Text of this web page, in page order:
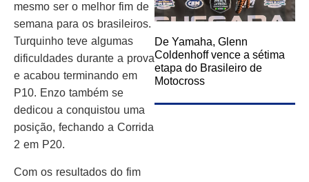
mesmo ser o melhor fim de
semana para os brasileiros.
Turquinho teve algumas
dificuldades durante a prova
e acabou terminando em
P10. Enzo também se
dedicou a conquistou uma
posição, fechando a Corrida
2 em P20.
Com os resultados do fim
De Yamaha, Glenn
Coldenhoff vence a sétima
etapa do Brasileiro de
Motocross